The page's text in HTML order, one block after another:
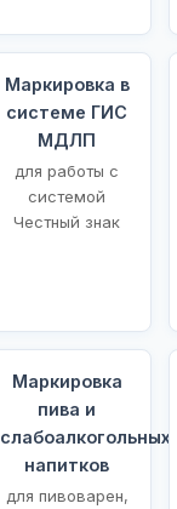
Маркировка в
системе ГИС
МДЛП
для работы с
системой
Честный знак
Маркировка
пива и
слабоалкогольных
напитков
для пивоварен,